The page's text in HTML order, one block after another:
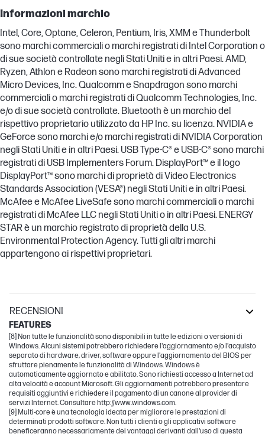
Informazioni marchio
Intel, Core, Optane, Celeron, Pentium, Iris, XMM e Thunderbolt
sono marchi commerciali o marchi registrati di Intel Corporation o
di sue società controllate negli Stati Uniti e in altri Paesi. AMD,
Ryzen, Athlon e Radeon sono marchi registrati di Advanced
Micro Devices, Inc. Qualcomm e Snapdragon sono marchi
commerciali o marchi registrati di Qualcomm Technologies, Inc.
e/o di sue società controllate. Bluetooth è un marchio del
rispettivo proprietario utilizzato da HP Inc. su licenza. NVIDIA e
GeForce sono marchi e/o marchi registrati di NVIDIA Corporation
negli Stati Uniti e in altri Paesi. USB Type-C® e USB-C® sono marchi
registrati di USB Implementers Forum. DisplayPort™ e il logo
DisplayPort™ sono marchi di proprietà di Video Electronics
Standards Association (VESA®) negli Stati Uniti e in altri Paesi.
McAfee e McAfee LiveSafe sono marchi commerciali o marchi
registrati di McAfee LLC negli Stati Uniti o in altri Paesi. ENERGY
STAR è un marchio registrato di proprietà della U.S.
Environmental Protection Agency. Tutti gli altri marchi
appartengono ai rispettivi proprietari.
RECENSIONI
FEATURES
[8] Non tutte le funzionalità sono disponibili in tutte le edizioni o versioni di
Windows. Alcuni sistemi potrebbero richiedere l'aggiornamento e/o l'acquisto
separato di hardware, driver, software oppure l'aggiornamento del BIOS per
sfruttare pienamente le funzionalità di Windows. Windows è
automaticamente aggiornato e abilitato. Sono richiesti accesso a Internet ad
alta velocità e account Microsoft. Gli aggiornamenti potrebbero presentare
requisiti aggiuntivi e richiedere il pagamento di un canone al provider di
servizi Internet. Consultare http://www.windows.com.
[9] Multi-core è una tecnologia ideata per migliorare le prestazioni di
determinati prodotti software. Non tutti i clienti o gli applicativi software
beneficeranno necessariamente dei vantaggi derivanti dall'uso di questa